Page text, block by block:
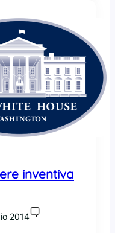
inventiva
2014